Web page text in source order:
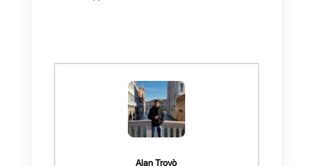
Migliora l’esperienza cliente
– I promemoria di Callbell
aiutano a migliorare tutti i tipi di